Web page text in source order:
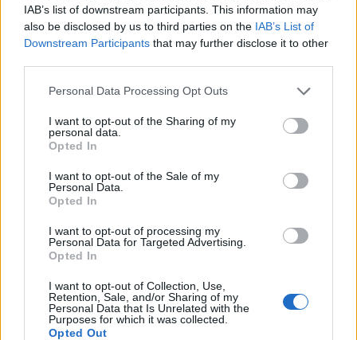
IAB’s list of downstream participants. This information may
also be disclosed by us to third parties on the IAB’s List of
Downstream Participants that may further disclose it to other
Please note that this website/app uses one or more Google
not limited to your visit or usage behaviour. You may click to
grant or deny consent to Google and its third-party tags to
use your data for below specified purposes in below Google
consent section.
Personal Data Processing Opt Outs
I want to opt-out of the Sharing of my
personal data.
Opted In
I want to opt-out of the Sale of my
Personal Data.
Opted In
I want to opt-out of processing my
Personal Data for Targeted Advertising.
Opted In
I want to opt-out of Collection, Use,
Retention, Sale, and/or Sharing of my
Personal Data that Is Unrelated with the
Purposes for which it was collected.
Opted Out
Εντός της Ευρωπαϊκής Ένωσης, από την άλλη
πλευρά, δεν γίνεται ως τώρα καμία αλλαγή και έτσι
από τους εμβολιασμένους δεν απαιτείται τεστ. Οι
μη εμβολιασμένοι ταξιδιώτες, είτε επιστρέφουν από
την Ευρώπη είτε από μια χώρα στον υπόλοιπο
κόσμο, θα πρέπει και στις δύο περιπτώσεις να
ώρες ή 72 ώρες που ίσχυε ως τώρα).